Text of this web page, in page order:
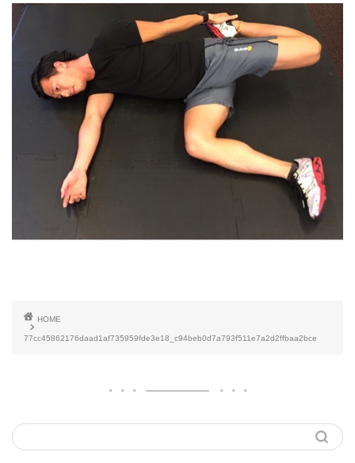
HOME
77cc45862176daad1af735959fde3e18_c94beb0d7a793f511e7a2d2ffbaa2bce